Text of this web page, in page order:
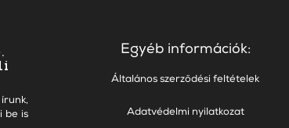
be is
Egyéb információk:
Általános szerződési feltételek
Adatvédelmi nyilatkozat